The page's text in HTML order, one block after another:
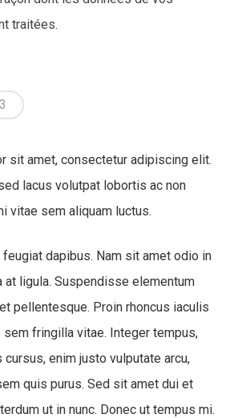
traitées.
sit amet, consectetur adipiscing elit.
lacus volutpat lobortis ac non
vitae sem aliquam luctus.
dapibus. Nam sit amet odio in
at ligula. Suspendisse elementum
pellentesque. Proin rhoncus iaculis
sem fringilla vitae. Integer tempus,
cursus, enim justo vulputate arcu,
quis purus. Sed sit amet dui et
ut in nunc. Donec ut tempus mi.